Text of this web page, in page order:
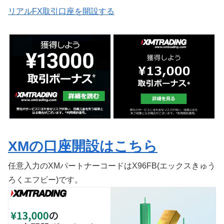
リアルFX取引口座を開設する
XMの口座開設はこちら
任意入力のXMパートナーコードはX96FB(エックスきゅう
ろくエフビー)です。